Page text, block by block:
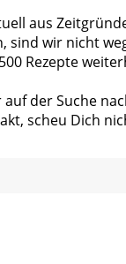
aus
sind wir nicht
Rezepte
auf der Suche
scheu Dich